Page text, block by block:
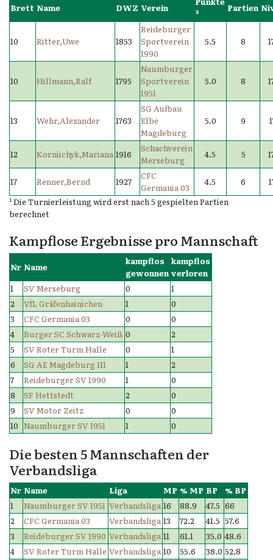
Brett Name DWZ Verein
³
Partien
10 Ritter,Uwe 1853
Reideburger
Sportverein
1990
5.5 8
10 Hillmann,Ralf 1795
Naumburger
Sportverein
1951
5.0 8
13 Wehr,Alexander 1763
SG Aufbau
Elbe
Magdeburg
5.0 9
12 Korniichyk,Mariana 1916
Schachverein
Merseburg
4.5 5
17 Renner,Bernd 1927
CFC
Germania 03
4.5 6
¹ Die Turnierleistung wird erst nach 5 gespielten Partien
berechnet
Kampflose Ergebnisse pro Mannschaft
Nr Name
kampflos
gewonnen
kampflos
verloren
1
SV Merseburg 0
1
2
VfL Gräfenhainichen 1
0
3
CFC Germania 03 0
0
4
Burger SC Schwarz-Weiß 0
2
5
SV Roter Turm Halle 0
1
6
SG AE Magdeburg III 1
2
7
Reideburger SV 1990 1
0
8
SF Hettstedt 2
0
9
SV Motor Zeitz 0
0
10 Naumburger SV 1951 1 0
Die besten 5 Mannschaften der
Verbandsliga
Nr Name Liga MP % MP BP
% BP
1
Naumburger SV 1951 Verbandsliga 16 88.9 47.5 66
2
CFC Germania 03 Verbandsliga 13 72.2 41.5 57.6
3
Reideburger SV 1990 Verbandsliga 11 61.1 35.0 48.6
4
SV Roter Turm Halle Verbandsliga 10 55.6 38.0 52.8